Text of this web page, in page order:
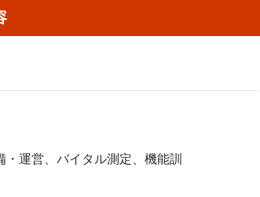
運営、バイタル測定、機能訓